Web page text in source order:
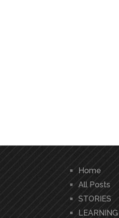
Home
All Posts
STORIES
LEARNING